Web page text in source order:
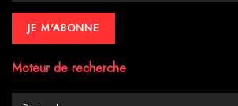
Moteur de recherche